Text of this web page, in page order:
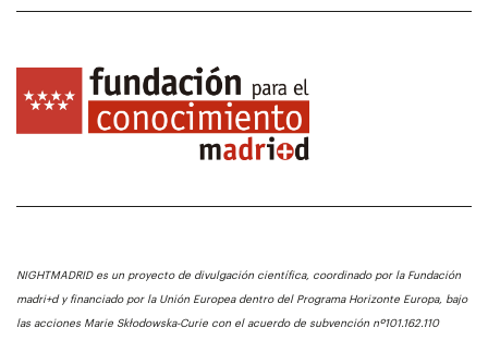
NIGHTMADRID es un proyecto de divulgación científica, coordinado por la Fundación
madri+d y financiado por la Unión Europea dentro del Programa Horizonte Europa, bajo
las acciones Marie Skłodowska-Curie con el acuerdo de subvención nº101.162.110